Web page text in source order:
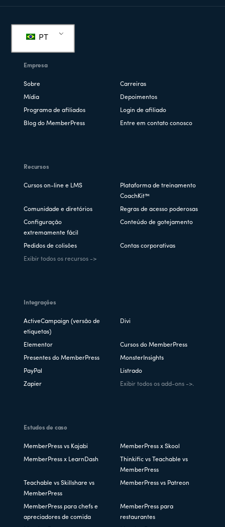
PT
Empresa
Sobre Carreiras
Mídia Depoimentos
Programa de afiliados Login de afiliado
Blog do MemberPress Entre em contato conosco
Recursos
Cursos on-line e LMS
Plataforma de treinamento
CoachKit™
Comunidade e diretórios Regras de acesso poderosas
Configuração
extremamente fácil
Conteúdo de gotejamento
Pedidos de colisões Contas corporativas
Exibir todos os recursos ->
Integrações
ActiveCampaign (versão de
etiquetas)
Divi
Elementor Cursos do MemberPress
Presentes do MemberPress MonsterInsights
PayPal Listrado
Zapier Exibir todos os add-ons ->.
Estudos de caso
MemberPress vs Kajabi MemberPress x Skool
MemberPress x LearnDash
Thinkific vs Teachable vs
MemberPress
Teachable vs Skillshare vs
MemberPress
MemberPress vs Patreon
MemberPress para chefs e
apreciadores de comida
MemberPress para
restaurantes